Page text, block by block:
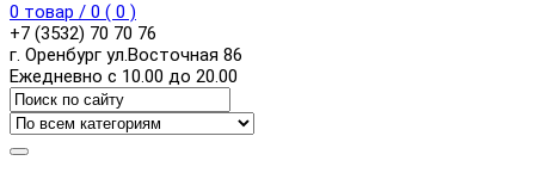
0 товар / 0 ( 0 )
+7 (3532) 70 70 76
г. Оренбург ул.Восточная 86
Ежедневно с 10.00 до 20.00